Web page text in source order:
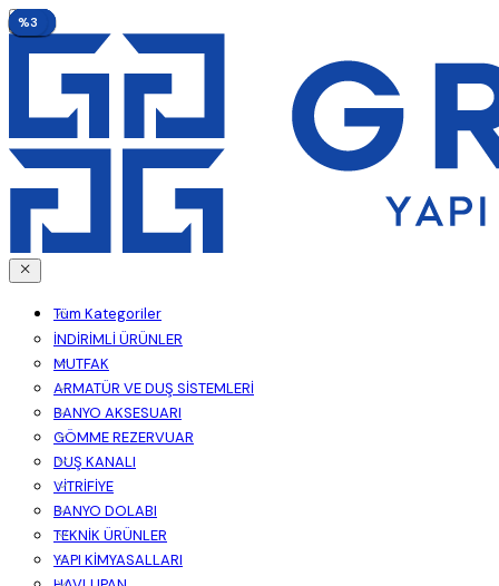
Tüm Kategoriler
İNDİRİMLİ ÜRÜNLER
MUTFAK
ARMATÜR VE DUŞ SİSTEMLERİ
BANYO AKSESUARI
GÖMME REZERVUAR
DUŞ KANALI
VİTRİFİYE
BANYO DOLABI
TEKNİK ÜRÜNLER
YAPI KİMYASALLARI
%50
%50
%18
%18
%15
%18
%18
%18
%10
%3
%50
%50
%50
%50
%50
%50
%50
%6
%4
%3